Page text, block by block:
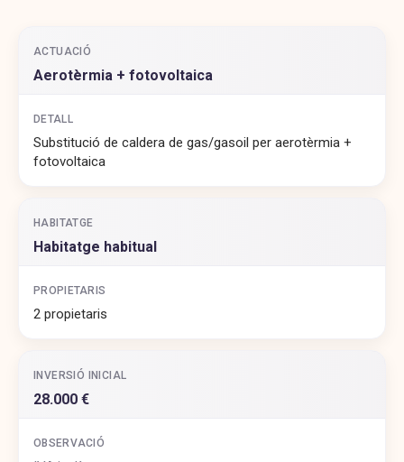
ACTUACIÓ
Aerotèrmia + fotovoltaica
DETALL
Substitució de caldera de gas/gasoil per aerotèrmia +
fotovoltaica
HABITATGE
Habitatge habitual
PROPIETARIS
2 propietaris
INVERSIÓ INICIAL
28.000 €
OBSERVACIÓ